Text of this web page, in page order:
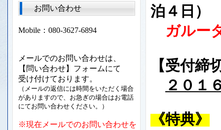
泊４日）
ガルー
【受付締
２０１
《特典》
お問い合わせ
Mobile：080-3627-6894
メールでのお問い合わせは、
【問い合わせ】フォームにて
受け付けております。
（メールの返信には時間をいただく場合
がありますので、お急ぎの場合はお電話
にてお問い合わせください。）
※現在メールでのお問い合わせを